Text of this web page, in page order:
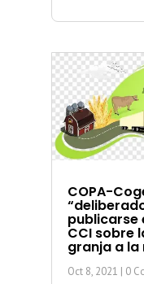
COPA-
publicarse
CCI sobre
granja a la
Oct 8, 2021 | 0